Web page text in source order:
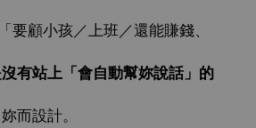
要顧小孩／上班／還能賺錢、
有站上「會自動幫妳說話」的
而設計。